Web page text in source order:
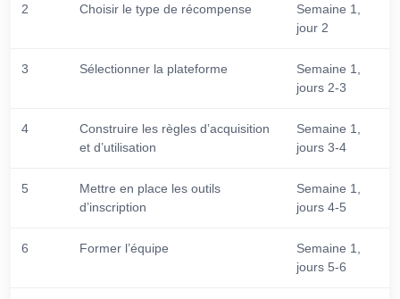
2 Choisir le type de récompense
Semaine 1,
jour 2
3 Sélectionner la plateforme
Semaine 1,
jours 2-3
4
Construire les règles d’acquisition
et d’utilisation
Semaine 1,
jours 3-4
5
Mettre en place les outils
d’inscription
Semaine 1,
jours 4-5
6 Former l’équipe
Semaine 1,
jours 5-6